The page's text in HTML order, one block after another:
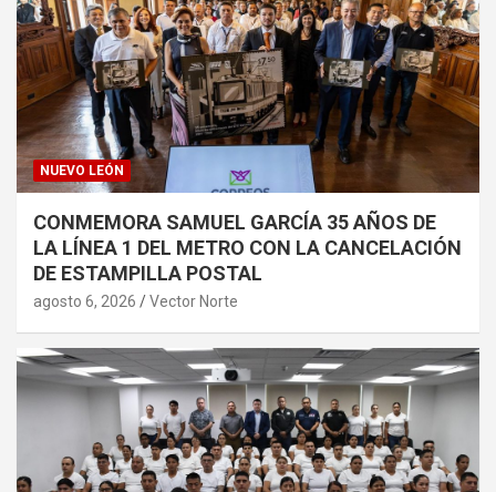
NUEVO LEÓN
CONMEMORA SAMUEL GARCÍA 35 AÑOS DE
LA LÍNEA 1 DEL METRO CON LA CANCELACIÓN
DE ESTAMPILLA POSTAL
agosto 6, 2026 Vector Norte